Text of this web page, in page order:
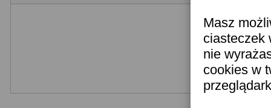
Masz
ciasteczek
nie
cookies w